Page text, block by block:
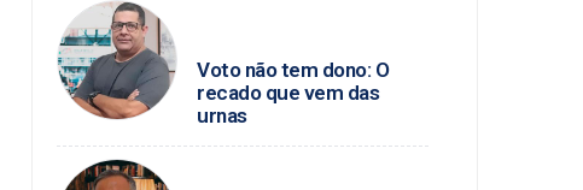
Voto não tem dono: O
recado que vem das
urnas